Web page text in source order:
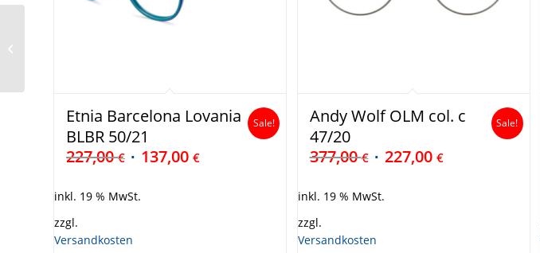
Etnia Barcelona Lovania
BLBR 50/21
227,00€ 137,00 €
Sale!
inkl. 19 % MwSt.
zzgl.
Versandkosten
Andy Wolf OLM col. c
47/20
377,00€ 227,00 €
Sale!
inkl. 19 % MwSt.
zzgl.
Versandkosten